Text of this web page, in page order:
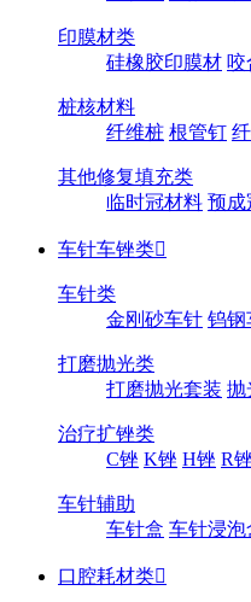
印膜材类
硅橡胶印膜材 咬
桩核材料
纤维桩 根管钉
其他修复填充类
临时冠材料 预成
车针车锉类
车针类
金刚砂车针 钨钢
打磨抛光类
打磨抛光套装 抛
治疗扩锉类
C锉 K锉 H锉 R锉
车针辅助
车针盒 车针浸泡
口腔耗材类